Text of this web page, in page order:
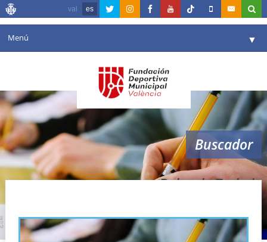
val es
Menú ▼
Agenda
Instalaciones ▼
Comunicación ▼
Valencia en deporte
Reservas
Buscador
Bolsa de Trabajo